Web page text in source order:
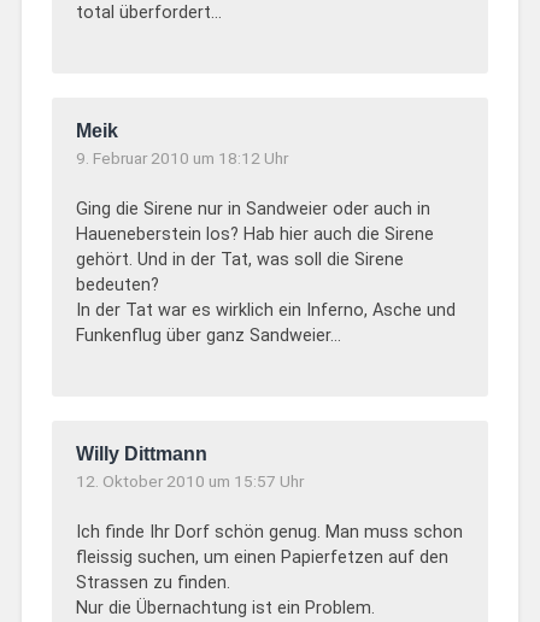
total überfordert…
Meik
9. Februar 2010 um 18:12 Uhr
Ging die Sirene nur in Sandweier oder auch in
Haueneberstein los? Hab hier auch die Sirene
gehört. Und in der Tat, was soll die Sirene
bedeuten?
In der Tat war es wirklich ein Inferno, Asche und
Funkenflug über ganz Sandweier…
Willy Dittmann
12. Oktober 2010 um 15:57 Uhr
Ich finde Ihr Dorf schön genug. Man muss schon
fleissig suchen, um einen Papierfetzen auf den
Strassen zu finden.
Nur die Übernachtung ist ein Problem.